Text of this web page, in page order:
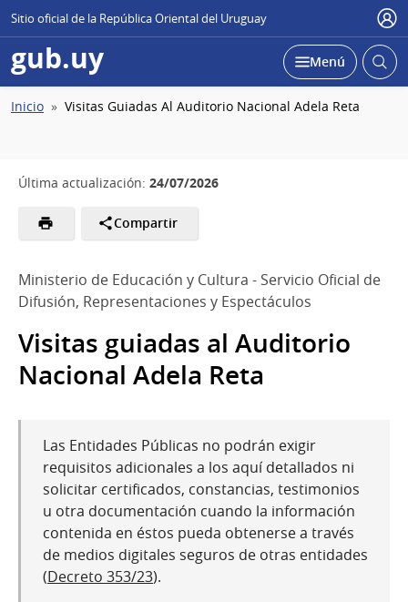
Sitio oficial de la República Oriental del Uruguay
gub.uy Desplegar
Menú Abrir
Ruta
Inicio Visitas Guiadas Al Auditorio Nacional Adela Reta
Última actualización: 24/07/2026
Compartir
Ministerio de Educación y Cultura - Servicio Oficial de
Difusión, Representaciones y Espectáculos
Visitas guiadas al Auditorio
Nacional Adela Reta
Las Entidades Públicas no podrán exigir
requisitos adicionales a los aquí detallados ni
solicitar certificados, constancias, testimonios
u otra documentación cuando la información
contenida en éstos pueda obtenerse a través
de medios digitales seguros de otras entidades
(Decreto 353/23).